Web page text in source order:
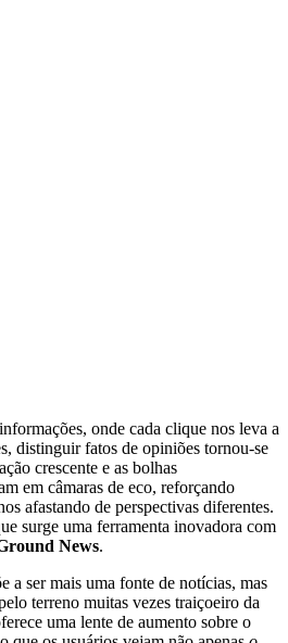
onde cada clique nos leva a
distinguir fatos de opiniões tornou-se
crescente e as bolhas
em câmaras de eco, reforçando
afastando de perspectivas diferentes.
surge uma ferramenta inovadora com
News.
a ser mais uma fonte de notícias, mas
terreno muitas vezes traiçoeiro da
uma lente de aumento sobre o